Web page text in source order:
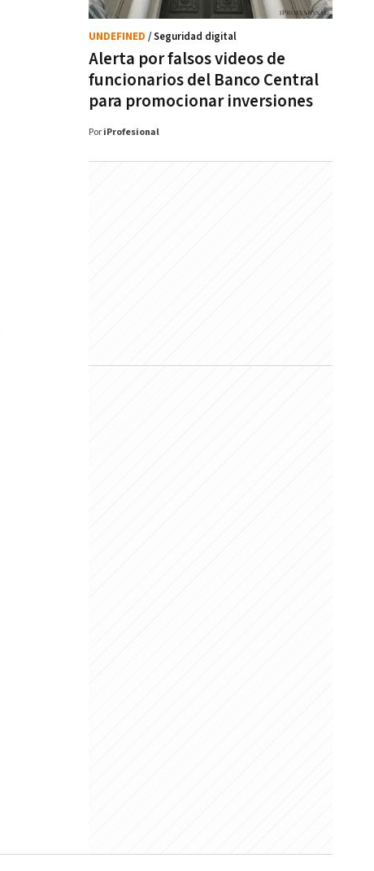
Alerta por falsos videos de
funcionarios del Banco Central
para promocionar inversiones
UNDEFINED / Seguridad digital
Por iProfesional